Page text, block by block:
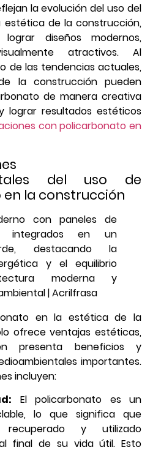
la evolución del uso del
estética de la construcción,
diseños modernos,
atractivos. Al
de las tendencias actuales,
la construcción pueden
de manera creativa
lograr resultados estéticos
con policarbonato en
del uso de
la construcción
en la estética de la
ofrece ventajas estéticas,
presenta beneficios y
importantes.
incluyen:
El policarbonato es un
lo que significa que
y utilizado
final de su vida útil. Esto